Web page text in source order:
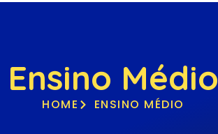
Ensino Médio
HOME ENSINO MÉDIO